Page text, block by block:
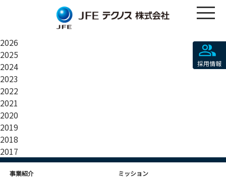
2026
2025
2024
2023
2022
2021
2020
2019
2018
2017
採用情報
事業紹介 ミッション